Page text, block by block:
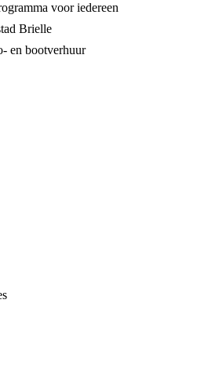
voor iedereen
Brielle
en bootverhuur